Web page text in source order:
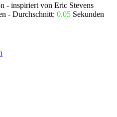
- inspiriert von Eric Stevens
- Durchschnitt: 0.05 Sekunden